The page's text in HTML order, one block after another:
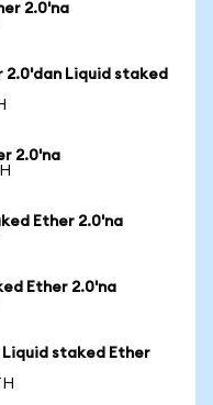
2.0'na
Liquid staked
2.0'na
Ether 2.0'na
Ether 2.0'na
Liquid staked Ether